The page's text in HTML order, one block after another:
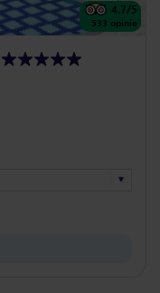
4.7/5
533 opinie